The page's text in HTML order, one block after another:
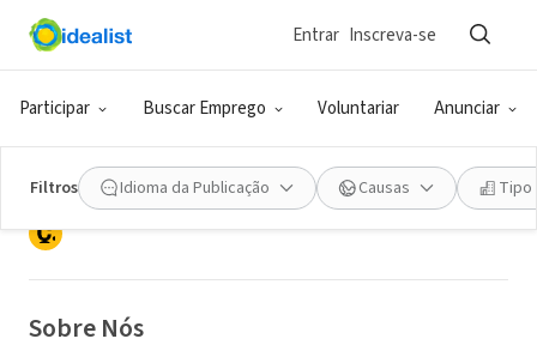
Participar Buscar Emprego Voluntariar Anunciar
Entrar Inscreva-se
Filtros Idioma da Publicação Causas Tipo
ONG (SETOR SOCIAL)
National Association of Latino
Independent Producers
Los Angeles, CA|www.nalip.org
Sobre Nós